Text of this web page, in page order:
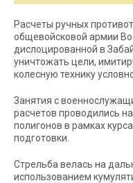
Расчеты ручных
общевойсковой армии
дислоцированной в
уничтожать цели,
колесную технику
Занятия с
расчетов проводились
полигонов в рамках
подготовки.
Стрельба велась на
использованием